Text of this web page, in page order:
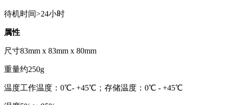
待机时间>24小时
属性
尺寸83mm x 83mm x 80mm
重量约250g
温度工作温度：0℃- +45℃；存储温度：0℃ - +45℃